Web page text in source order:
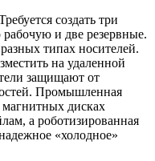
создать три
и две резервные.
типах носителей.
на удаленной
защищают от
Промышленная
дисках
а роботизированная
«холодное»